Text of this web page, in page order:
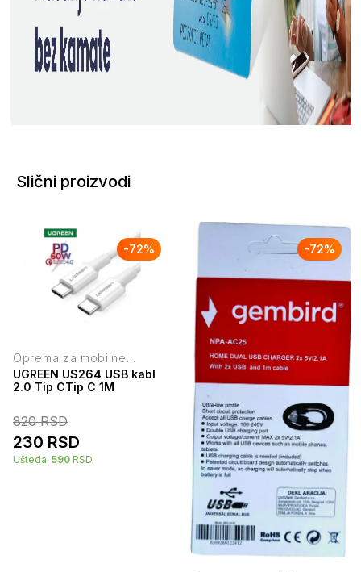
Slični proizvodi
-72%
Oprema za mobilne
telefone
UGREEN US264 USB kabl
2.0 Tip CTip C 1M
820RSD
230 RSD
Ušteda: 590 RSD
-72%